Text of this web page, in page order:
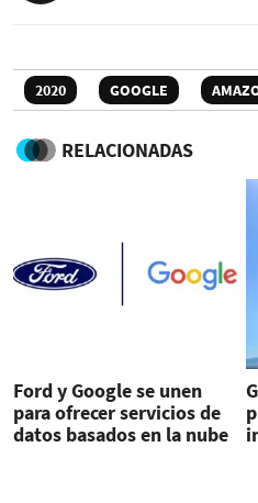
2020 GOOGLE
RELACIONADAS
Ford y Google se unen
para ofrecer servicios de
datos basados en la nube